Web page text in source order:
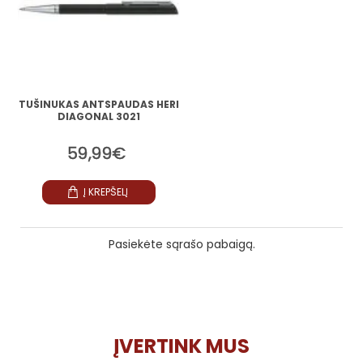
TUŠINUKAS ANTSPAUDAS HERI
DIAGONAL 3021
59,99€
Į KREPŠELĮ
Pasiekėte sąrašo pabaigą.
ĮVERTINK MUS